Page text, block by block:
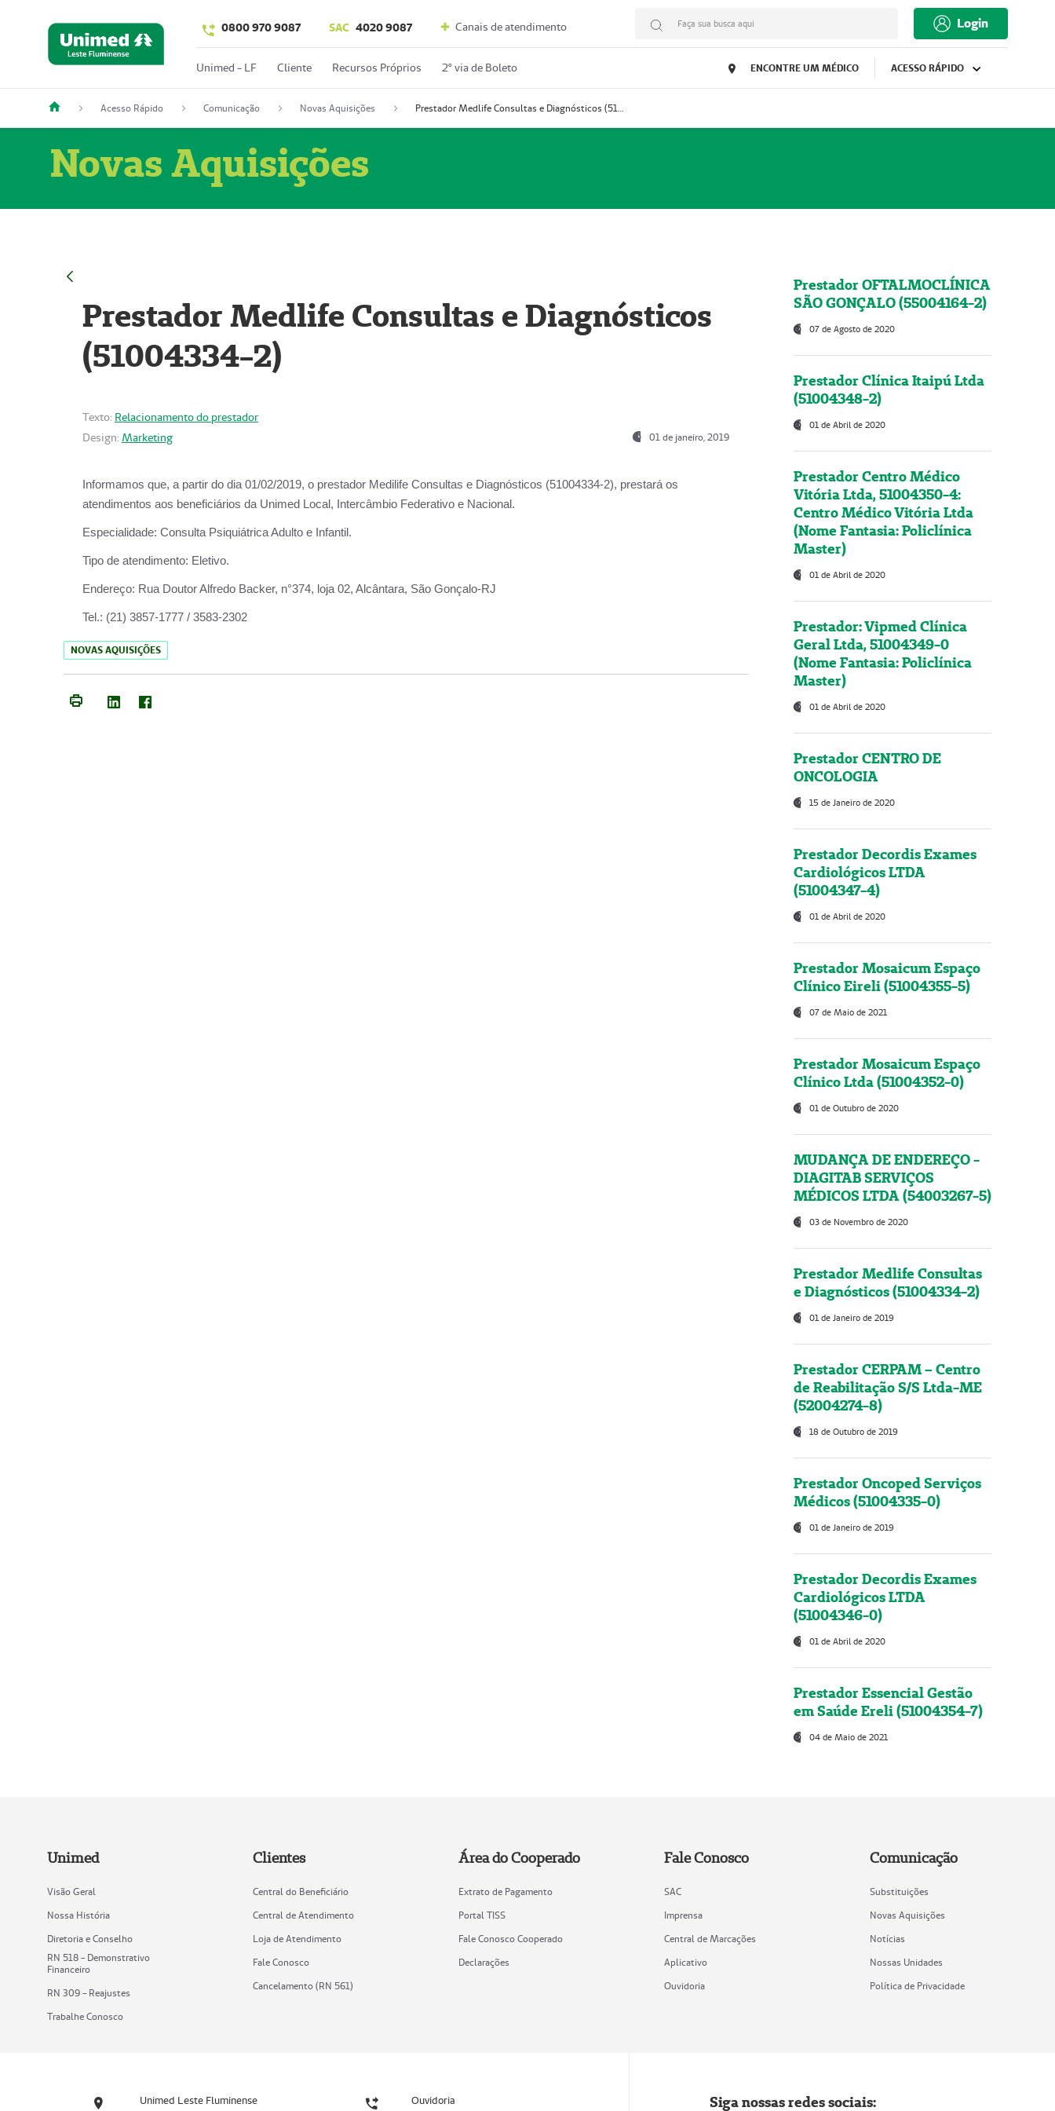
0800 970 9087 SAC 4020 9087 Canais de atendimento Faça sua busca aqui Login
Unimed - LF Cliente Recursos Próprios 2º via de Boleto ENCONTRE UM MÉDICO ACESSO RÁPIDO
Acesso Rápido Comunicação Novas Aquisições Prestador Medlife Consultas e Diagnósticos (51004334-2)
Novas Aquisições
Prestador Medlife Consultas e Diagnósticos
(51004334-2)
Texto: Relacionamento do prestador
Design: Marketing 01 de janeiro, 2019
Informamos que, a partir do dia 01/02/2019, o prestador Medilife Consultas e Diagnósticos (51004334-2), prestará os
atendimentos aos beneficiários da Unimed Local, Intercâmbio Federativo e Nacional.
Especialidade: Consulta Psiquiátrica Adulto e Infantil.
Tipo de atendimento: Eletivo.
Endereço: Rua Doutor Alfredo Backer, n°374, loja 02, Alcântara, São Gonçalo-RJ
Tel.: (21) 3857-1777 / 3583-2302
NOVAS AQUISIÇÕES
Prestador OFTALMOCLÍNICA
SÃO GONÇALO (55004164-2)
07 de Agosto de 2020
Prestador Clínica Itaipú Ltda
(51004348-2)
01 de Abril de 2020
Prestador Centro Médico
Vitória Ltda, 51004350-4:
Centro Médico Vitória Ltda
(Nome Fantasia: Policlínica
Master)
01 de Abril de 2020
Prestador: Vipmed Clínica
Geral Ltda, 51004349-0
(Nome Fantasia: Policlínica
Master)
01 de Abril de 2020
Prestador CENTRO DE
ONCOLOGIA
15 de Janeiro de 2020
Prestador Decordis Exames
Cardiológicos LTDA
(51004347-4)
01 de Abril de 2020
Prestador Mosaicum Espaço
Clínico Eireli (51004355-5)
07 de Maio de 2021
Prestador Mosaicum Espaço
Clínico Ltda (51004352-0)
01 de Outubro de 2020
MUDANÇA DE ENDEREÇO -
DIAGITAB SERVIÇOS
MÉDICOS LTDA (54003267-5)
03 de Novembro de 2020
Prestador Medlife Consultas
e Diagnósticos (51004334-2)
01 de Janeiro de 2019
Prestador CERPAM – Centro
de Reabilitação S/S Ltda-ME
(52004274-8)
18 de Outubro de 2019
Prestador Oncoped Serviços
Médicos (51004335-0)
01 de Janeiro de 2019
Prestador Decordis Exames
Cardiológicos LTDA
(51004346-0)
01 de Abril de 2020
Prestador Essencial Gestão
em Saúde Ereli (51004354-7)
04 de Maio de 2021
Unimed
Visão Geral
Nossa História
Diretoria e Conselho
RN 518 - Demonstrativo
Financeiro
RN 309 - Reajustes
Trabalhe Conosco
Clientes
Central do Beneficiário
Central de Atendimento
Loja de Atendimento
Fale Conosco
Cancelamento (RN 561)
Área do Cooperado
Extrato de Pagamento
Portal TISS
Fale Conosco Cooperado
Declarações
Fale Conosco
SAC
Imprensa
Central de Marcações
Aplicativo
Ouvidoria
Comunicação
Substituições
Novas Aquisições
Notícias
Nossas Unidades
Política de Privacidade
Unimed Leste Fluminense Ouvidoria Siga nossas redes sociais: